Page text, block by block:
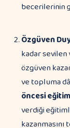
becerilerinin
Özgüven
kadar
özgüven
ve topluma
öncesi eğitim
verdiği